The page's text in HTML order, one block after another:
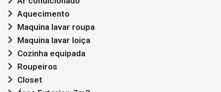
Aquecimento
Maquina lavar roupa
Maquina lavar loiça
Cozinha equipada
Roupeiros
Closet